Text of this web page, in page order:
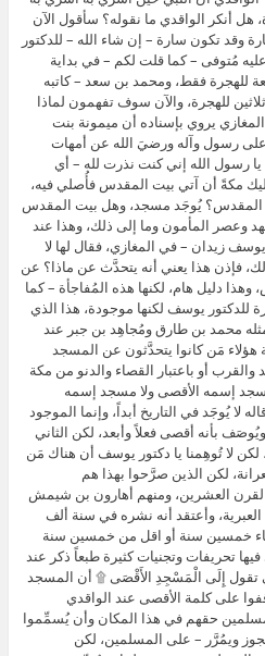
أنكر الواقدي ما نقوله؟ سأقول الآن
وقد تكون سارة – إن شاء الله – للدكتور
مُتوفى – كما قلت لكم – في بداية
للهجرة فقط، ومحمد بن سعد – كاتبه
للهجرة، والآن سوف تفهمون لماذا
يروي بإسناده أن ميمونة بنت
رسول وآله ورضيَ الله عن أمهات
رسول الله إني كنت نذرت لله – أي
مكةً أن آتي بيت المقدس فأُصلي فيه،
المقدس؟ يُوجَد مسجد، وهل بيت المقدس
وعصر المأمون وما إلى ذلك، وهذا عند
زيدان – في المغازي، فقال لها لا
فإذن هذا يعني أنه يتحدَّث عن ماذا؟ عن
دليل هام، لكنها هذه المُفاجأة – كما
للدكتور يوسف لكنها موجودة، هذا الذي
محمد بن طارق ومُجاهِد بن جبر عند
هؤلاء مَن كانوا يتحدَّثون عن المسجد
والقرب أو باعتبار القصاء والدنو من مكة
إسمه الأقصى ولا مسجد إسمه
لا يُوجَد في التاريخ أبداً، وإنما الموجود
بأنه أقصى فعلاً وأبعد، لكن الثاني
لا تُوهِمنا يا دكتور يوسف أن هناك مَن
لكن الذين صرَّحوا بهذا هم
العشرين، ومنهم أهارون بن شيمش
وأعتقد أنه نشره في سنة ألف
خمسين سنة أو اقل من خمسين سنة
تحريفات وتجنيات كثيرة طبعاً ذكر عند
تقول إِلَى الْمَسْجِدِ الأَقْصَى ۩ أن المسجد
على كلمة الأقصى عند الواقدي
حقهم في هذا المكان وأن يُسمِّموا
ويمُرَّر – على المسلمين، لكن